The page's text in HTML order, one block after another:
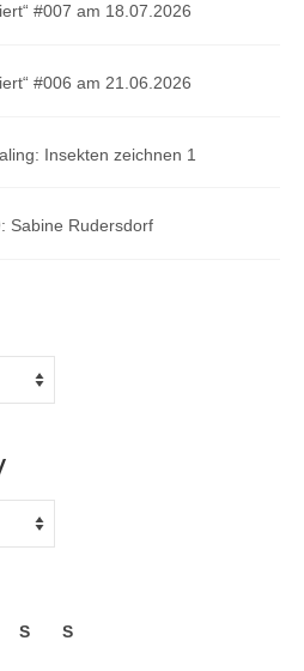
#007 am 18.07.2026
#006 am 21.06.2026
Insekten zeichnen 1
Sabine Rudersdorf
S S